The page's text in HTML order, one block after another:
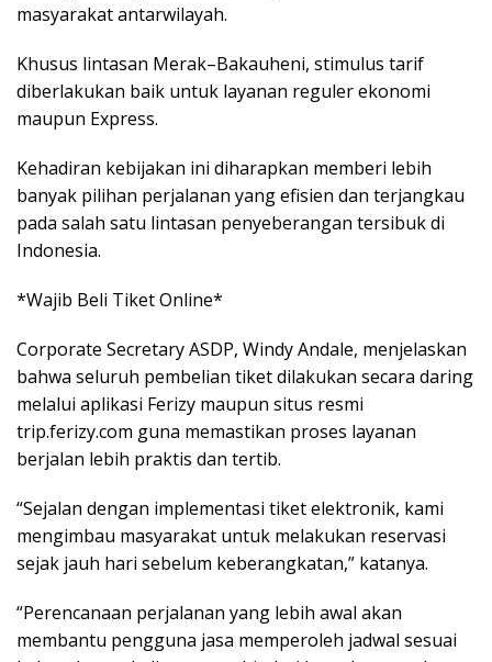
masyarakat antarwilayah.
Khusus lintasan Merak–Bakauheni, stimulus tarif
diberlakukan baik untuk layanan reguler ekonomi
maupun Express.
Kehadiran kebijakan ini diharapkan memberi lebih
banyak pilihan perjalanan yang efisien dan terjangkau
pada salah satu lintasan penyeberangan tersibuk di
Indonesia.
*Wajib Beli Tiket Online*
Corporate Secretary ASDP, Windy Andale, menjelaskan
bahwa seluruh pembelian tiket dilakukan secara daring
melalui aplikasi Ferizy maupun situs resmi
trip.ferizy.com guna memastikan proses layanan
berjalan lebih praktis dan tertib.
“Sejalan dengan implementasi tiket elektronik, kami
mengimbau masyarakat untuk melakukan reservasi
sejak jauh hari sebelum keberangkatan,” katanya.
“Perencanaan perjalanan yang lebih awal akan
membantu pengguna jasa memperoleh jadwal sesuai